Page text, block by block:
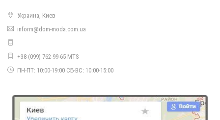
Стильне плаття жіноче з мереживним рукавом
Украина, Киев
inform@dom-moda.com.ua
+38 (099) 762-99-65 MTS
ПН-ПТ: 10:00-19:00 СБ-ВС: 10:00-15:00